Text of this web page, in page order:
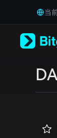
Tiếng Việt
Русский
Español
Português
Bahasa Indonesia
当